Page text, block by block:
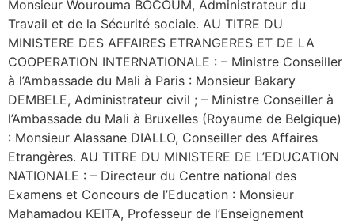
Monsieur Wourouma BOCOUM, Administrateur du
Travail et de la Sécurité sociale. AU TITRE DU
MINISTERE DES AFFAIRES ETRANGERES ET DE LA
COOPERATION INTERNATIONALE : – Ministre Conseiller
à l’Ambassade du Mali à Paris : Monsieur Bakary
DEMBELE, Administrateur civil ; – Ministre Conseiller à
l’Ambassade du Mali à Bruxelles (Royaume de Belgique)
: Monsieur Alassane DIALLO, Conseiller des Affaires
Etrangères. AU TITRE DU MINISTERE DE L’EDUCATION
NATIONALE : – Directeur du Centre national des
Examens et Concours de l’Education : Monsieur
Mahamadou KEITA, Professeur de l’Enseignement